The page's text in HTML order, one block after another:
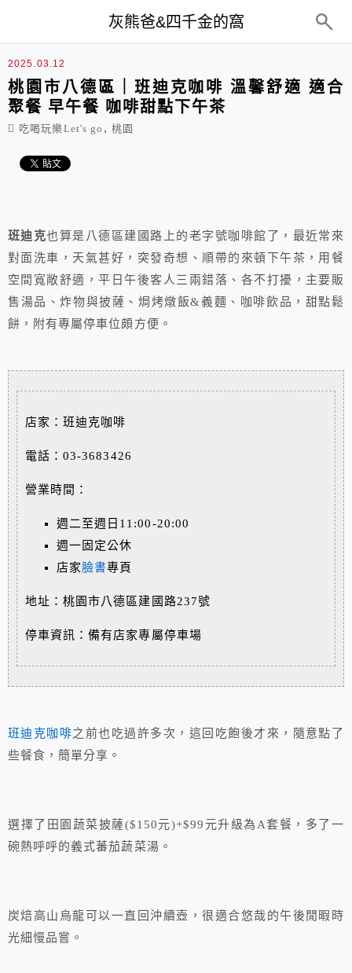
灰熊爸&四千金的窩
2025.03.12
桃園市八德區｜班迪克咖啡 溫馨舒適 適合
聚餐 早午餐 咖啡甜點下午茶
吃喝玩樂Let's go , 桃園
班迪克也算是八德區建國路上的老字號咖啡館了，最近常來
對面洗車，天氣甚好，突發奇想、順帶的來頓下午茶，用餐
空間寬敞舒適，平日午後客人三兩錯落、各不打擾，主要販
售湯品、炸物與披薩、焗烤燉飯&義麵、咖啡飲品，甜點鬆
餅，附有專屬停車位頗方便。
店家：班迪克咖啡
電話：03-3683426
營業時間：
週二至週日11:00-20:00
週一固定公休
店家臉書專頁
地址：桃園市八德區建國路237號
停車資訊：備有店家專屬停車場
班迪克咖啡之前也吃過許多次，這回吃飽後才來，隨意點了
些餐食，簡單分享。
選擇了田園蔬菜披薩($150元)+$99元升級為A套餐，多了一
碗熱呼呼的義式蕃茄蔬菜湯。
炭焙高山烏龍可以一直回沖續壺，很適合悠哉的午後閒暇時
光細慢品嘗。